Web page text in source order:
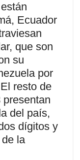
Ecuador
que son
su
por
resto de
presentan
del país,
dígitos y
la